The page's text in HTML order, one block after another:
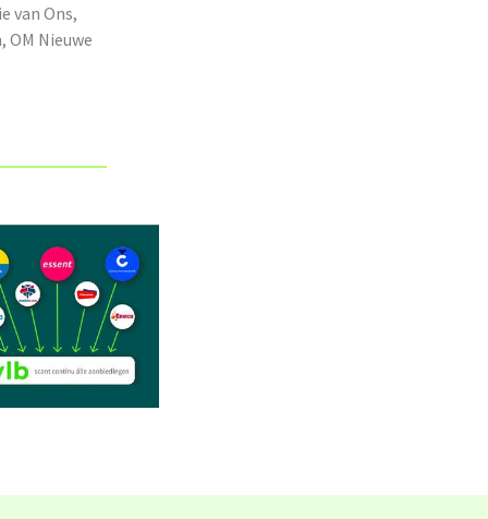
van Ons,
OM Nieuwe